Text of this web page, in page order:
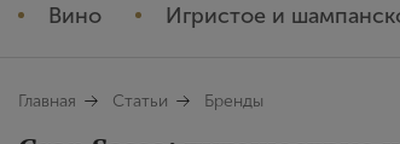
Вино Игристое и
Главная Статьи Бренды